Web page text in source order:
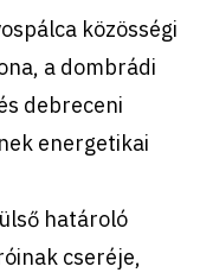
közösségi
a dombrádi
debreceni
energetikai
határoló
cseréje,